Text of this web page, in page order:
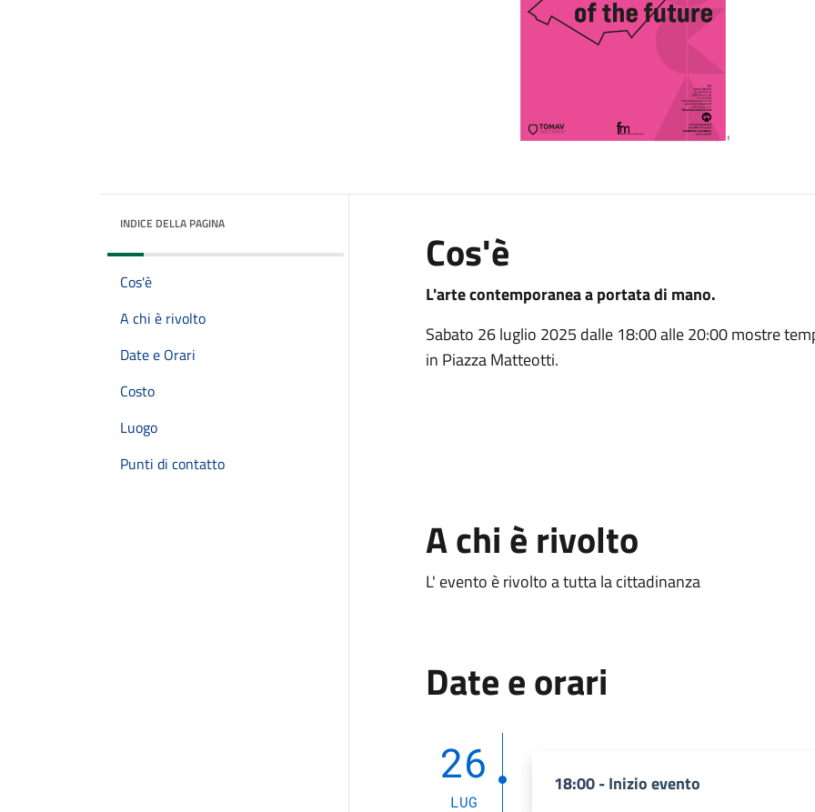
INDICE DELLA PAGINA
Cos'è
A chi è rivolto
Date e Orari
Costo
Luogo
Punti di contatto
Cos'è
L'arte contemporanea a portata di mano.
Sabato 26 luglio 2025 dalle 18:00 alle 20:00 mostre
in Piazza Matteotti.
A chi è rivolto
L' evento è rivolto a tutta la cittadinanza
Date e orari
26
LUG
18:00 - Inizio evento